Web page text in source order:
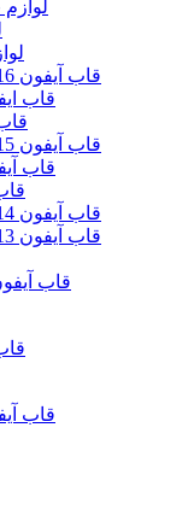
لوازم
قاب آیفون 16 پرومکس و لوازم جانبی
قاب ایفون 16 پرو و
قاب
قاب آیفون 15 پرومکس و لوازم جانبی
قاب آیفون 15 پرو و
قاب
قاب آیفون 14 پرومکس و لوازم جانبی
قاب آیفون 13 پرومکس و لوازم جانبی
قاب آیفون 14 پلاس و لوازم
قاب
قاب آیفون 12 پرو و